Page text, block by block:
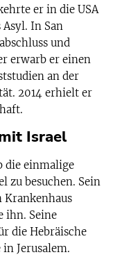
er in die USA
In San
und
erwarb er einen
an der
2014 erhielt er
Israel
die einmalige
zu besuchen. Sein
Krankenhaus
ihn. Seine
die Hebräische
Jerusalem.